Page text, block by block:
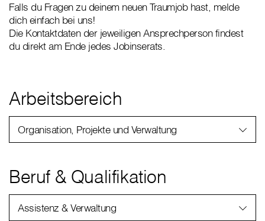
Falls du Fragen zu deinem neuen Traumjob hast, melde
dich einfach bei uns!
Die Kontaktdaten der jeweiligen Ansprechperson findest
du direkt am Ende jedes Jobinserats.
Arbeitsbereich
Organisation, Projekte und Verwaltung
Beruf & Qualifikation
Assistenz & Verwaltung